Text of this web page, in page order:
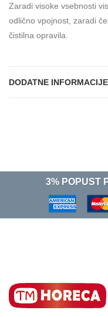
Zaradi visoke vsebnosti
odlično vpojnost, zaradi
čistilna opravila.
DODATNE INFORMACIJE
3% POPUST